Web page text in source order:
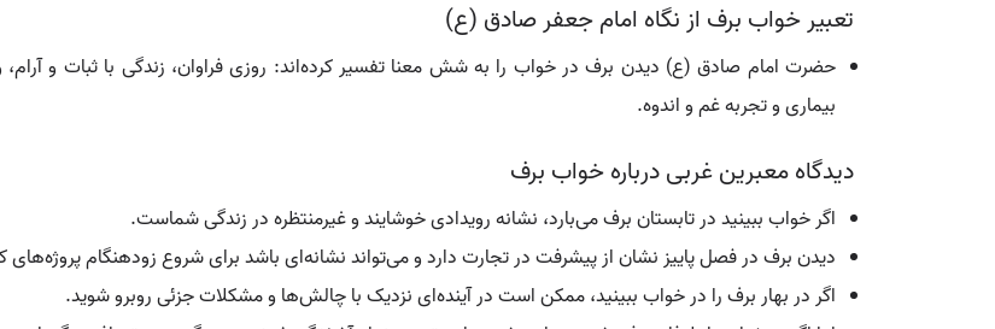
تعبیر خواب برف از نگاه امام جعفر صادق (ع)
حضرت امام صادق (ع) دیدن برف در خواب را به شش معنا تفسیر کرده‌اند: روزی فراوان، زندگی با ثبات و
بیماری و تجربه غم و اندوه.
دیدگاه معبرین غربی درباره خواب برف
اگر خواب ببینید در تابستان برف می‌بارد، نشانه رویدادی خوشایند و غیرمنتظره در زندگی شماست.
دیدن برف در فصل پاییز نشان از پیشرفت در تجارت دارد و می‌تواند نشانه‌ای باشد برای شروع زودهنگام پروژه‌های
اگر در بهار برف را در خواب ببینید، ممکن است در آینده‌ای نزدیک با چالش‌ها و مشکلات جزئی روبرو شوید.